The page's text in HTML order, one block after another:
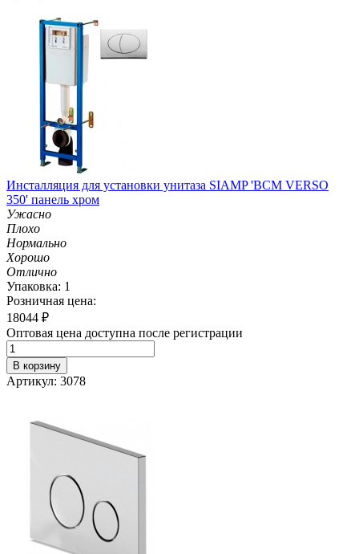
Инсталляция для установки унитаза SIAMP 'ВСМ VERSO
350' панель хром
Ужасно
Плохо
Нормально
Хорошо
Отлично
Упаковка: 1
Розничная цена:
18044 ₽
Оптовая цена доступна после регистрации
В корзину
Артикул: 3078